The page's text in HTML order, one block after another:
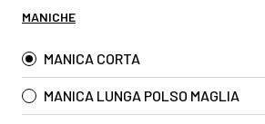
MANICHE
MANICA CORTA
MANICA LUNGA POLSO MAGLIA